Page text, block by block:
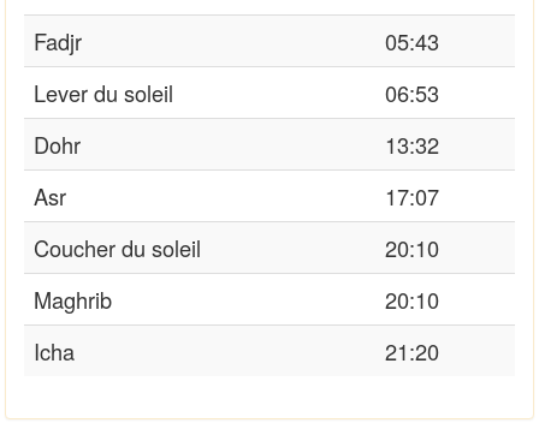
Fadjr
05:43
Lever du soleil
06:53
Dohr
13:32
Asr
17:07
Coucher du soleil
20:10
Maghrib
20:10
Icha
21:20